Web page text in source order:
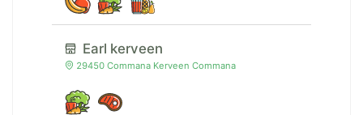
Earl kerveen
29450 Commana Kerveen Commana